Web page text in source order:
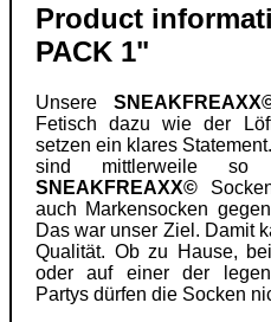
Product
PACK 1"
Unsere
Fetisch dazu wie der
setzen ein klares
sind mittlerweile so
SNEAKFREAXX©
auch Markensocken
Das war unser Ziel. Damit
Qualität. Ob zu Hause,
oder auf einer der
Partys dürfen die Socken